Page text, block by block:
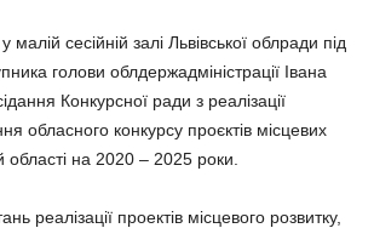
малій сесійній залі Львівської облради під
голови облдержадміністрації Івана
Конкурсної ради з реалізації
обласного конкурсу проєктів місцевих
області на 2020 – 2025 роки.
реалізації проектів місцевого розвитку,